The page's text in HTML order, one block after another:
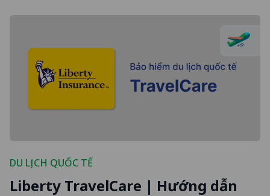
DU LỊCH QUỐC TẾ
Liberty TravelCare | Hướng dẫn